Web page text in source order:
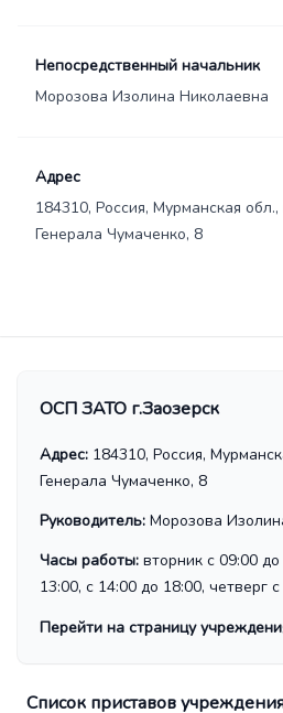
Непосредственный начальник
Морозова Изолина Николаевна
Адрес
184310, Россия, Мурманская обл.,
Генерала Чумаченко, 8
ОСП ЗАТО г.Заозерск
Адрес: 184310, Россия,
Генерала Чумаченко, 8
Руководитель: Морозова
Часы работы: вторник с 09:00
13:00, с 14:00 до 18:00, четверг
Перейти на страницу
Список приставов